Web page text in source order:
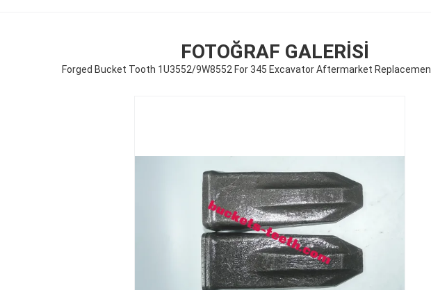
FOTOĞRAF GALERISI
Forged Bucket Tooth 1U3552/9W8552 For 345 Excavator Aftermarket